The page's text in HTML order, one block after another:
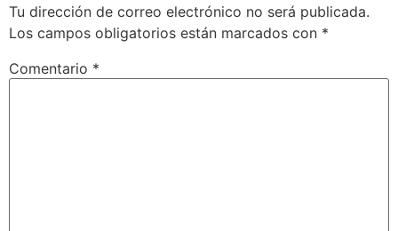
Tu dirección de correo electrónico no será publicada.
Los campos obligatorios están marcados con *
Comentario *